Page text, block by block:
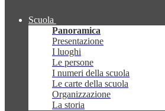
Scuola
Panoramica
Presentazione
I luoghi
Le persone
I numeri della scuola
Le carte della scuola
Organizzazione
La storia